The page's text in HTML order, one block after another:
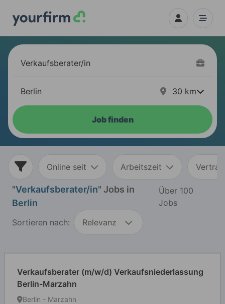
30 km
Job finden
Online seit Arbeitszeit
"Verkaufsberater/in" Jobs in
Berlin
Über 100
Jobs
Sortieren nach:
Relevanz
Verkaufsberater (m/w/d) Verkaufsniederlassung
Berlin-Marzahn
Berlin - Marzahn